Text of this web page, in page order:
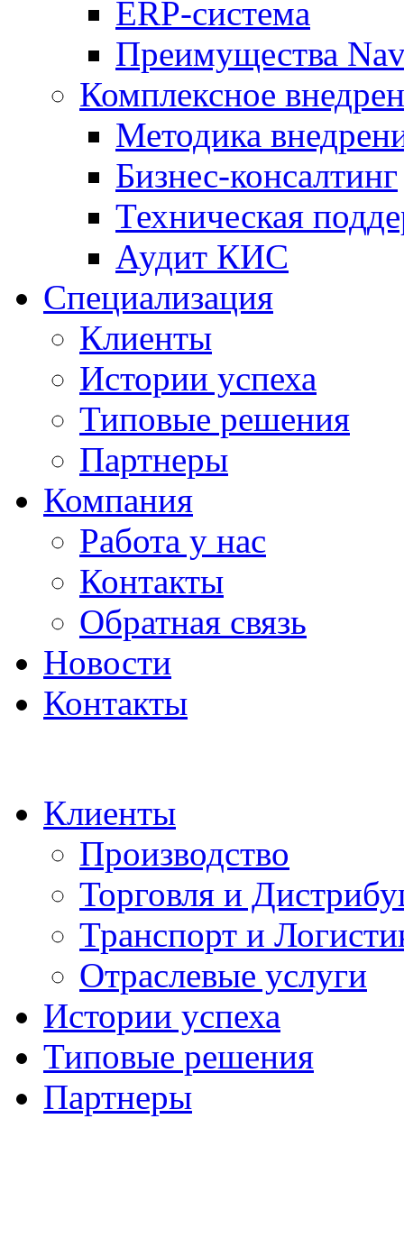
ERP-система
Преимущества
Комплексное
Методика
Бизнес-консалтинг
Техническая
Аудит КИС
Специализация
Клиенты
Истории успеха
Типовые решения
Партнеры
Компания
Работа у нас
Контакты
Обратная связь
Новости
Контакты
Клиенты
Производство
Торговля и
Транспорт и
Отраслевые услуги
Истории успеха
Типовые решения
Партнеры